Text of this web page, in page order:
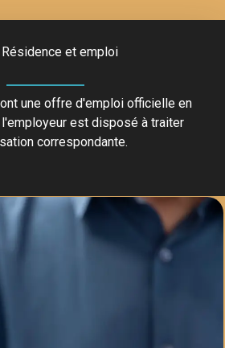
Résidence et emploi
une offre d'emploi officielle en
est disposé à traiter
correspondante.